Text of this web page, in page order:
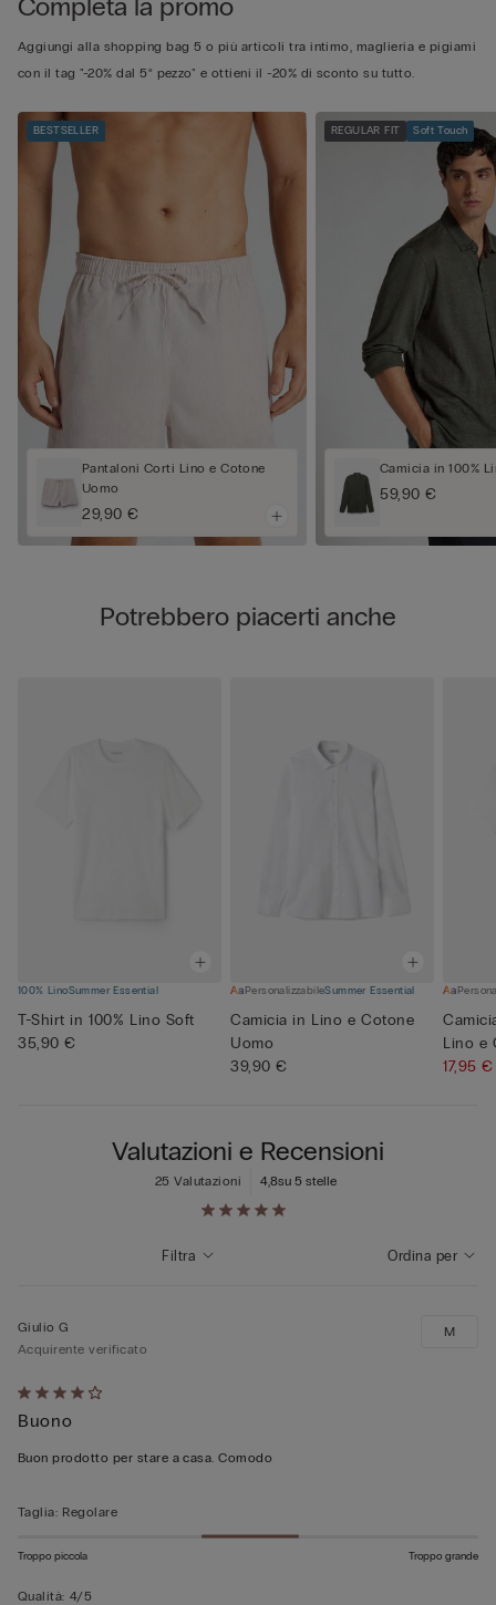
Completa la promo
Aggiungi alla shopping bag 5 o più articoli tra intimo, maglieria e pigiami
con il tag "-20% dal 5° pezzo" e ottieni il -20% di sconto su tutto.
BESTSELLER
Pantaloni Corti Lino e Cotone
Uomo
29,90 €
REGULAR FIT Soft Touch
Camicia in 100%
59,90 €
Potrebbero piacerti anche
100% LinoSummer Essential
T-Shirt in 100% Lino Soft
35,90 €
PersonalizzabileSummer Essential
Camicia in Lino e Cotone
Uomo
39,90 €
Lino e
17,95
Valutazioni e Recensioni
4,8su 5 stelle
25 Valutazioni
Ordina per
Filtra
Valutato
4
su
Giulio G
Acquirente verificato
Buono
Buon prodotto per stare a casa. Comodo
M
Taglia: Regolare
Troppo piccola Troppo grande
Qualità: 4/5